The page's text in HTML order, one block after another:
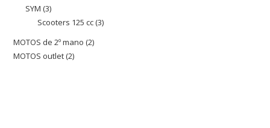
SYM 33
productos
Scooters 125 cc 33
MOTOS de 2º mano 22
MOTOS outlet 22